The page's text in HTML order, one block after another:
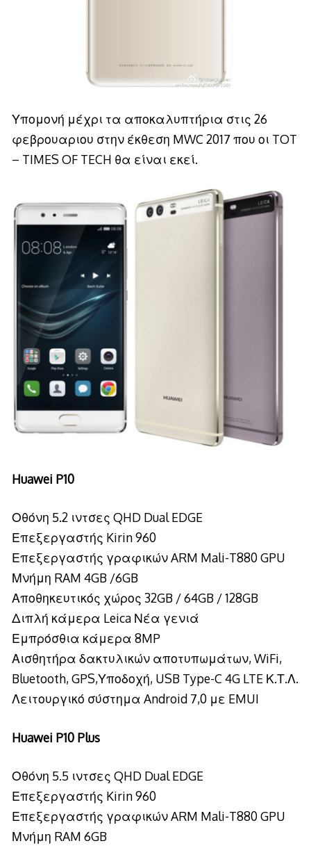
Υπομονή μέχρι τα αποκαλυπτήρια στις 26
φεβρουαριου στην έκθεση MWC 2017 που οι TOT
– TIMES OF TECH θα είναι εκεί.
Huawei P10
Οθόνη 5.2 ιντσες QHD Dual EDGE
Επεξεργαστής Kirin 960
Επεξεργαστής γραφικών ARM Mali-T880 GPU
Μνήμη RAM 4GB /6GB
Αποθηκευτικός χώρος 32GB / 64GB / 128GB
Διπλή κάμερα Leica Νέα γενιά
Εμπρόσθια κάμερα 8MP
Αισθητήρα δακτυλικών αποτυπωμάτων, WiFi,
Bluetooth, GPS,Υποδοχή, USB Type-C 4G LTE Κ.Τ.Λ.
Λειτουργικό σύστημα Android 7,0 με EMUI
Huawei P10 Plus
Οθόνη 5.5 ιντσες QHD Dual EDGE
Επεξεργαστής Kirin 960
Επεξεργαστής γραφικών ARM Mali-T880 GPU
Μνήμη RAM 6GB